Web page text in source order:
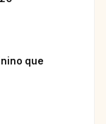
que